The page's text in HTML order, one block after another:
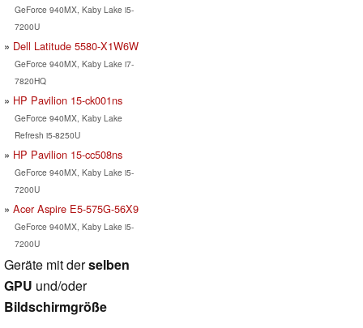
GeForce 940MX, Kaby Lake i5-
7200U
Dell Latitude 5580-X1W6W
GeForce 940MX, Kaby Lake i7-
7820HQ
HP Pavilion 15-ck001ns
GeForce 940MX, Kaby Lake
Refresh i5-8250U
HP Pavilion 15-cc508ns
GeForce 940MX, Kaby Lake i5-
7200U
Acer Aspire E5-575G-56X9
GeForce 940MX, Kaby Lake i5-
7200U
Geräte mit derselben
GPU und/oder
Bildschirmgröße